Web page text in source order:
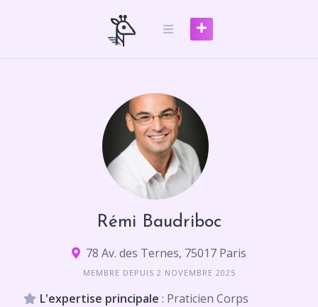
Rémi Baudriboc
78 Av. des Ternes, 75017 Paris
MEMBRE DEPUIS 2 NOVEMBRE 2025
L'expertise principale : Praticien Corps